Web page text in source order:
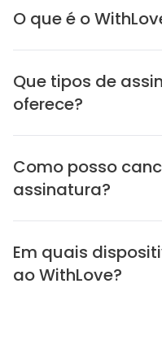
O que é o
Que tipos de
oferece?
Como posso
assinatura?
Em quais
ao WithLove?